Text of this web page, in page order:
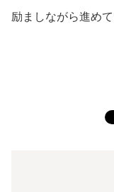
励ましながら進め